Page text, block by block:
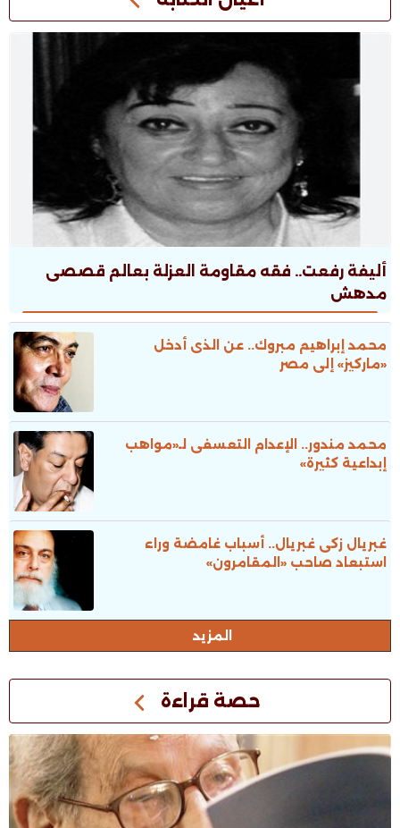
أليفة رفعت.. فقه مقاومة العزلة بعالم قصصى
مدهش
محمد إبراهيم مبروك.. عن الذى أدخل
«ماركيز» إلى مصر
محمد مندور.. الإعدام التعسفى لـ«مواهب
إبداعية كثيرة»
غبريال زكى غبريال.. أسباب غامضة وراء
استبعاد صاحب «المقامرون»
المزيد
حصة قراءة